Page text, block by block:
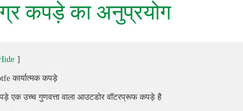
कपड़े का अनुप्रयोग
]
कार्यात्मक कपड़े
एक उच्च गुणवत्ता वाला आउटडोर वॉटरप्रूफ कपड़े है